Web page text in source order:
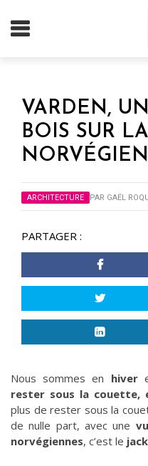
VARDEN,
BOIS SUR
ARCHITECTURE PAR GAËL
PARTAGER :
Nous sommes en hiver
rester sous la couette,
plus de rester sous la
de nulle part, avec une
norvégiennes, c’est le